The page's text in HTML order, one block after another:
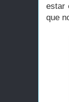
estar
que